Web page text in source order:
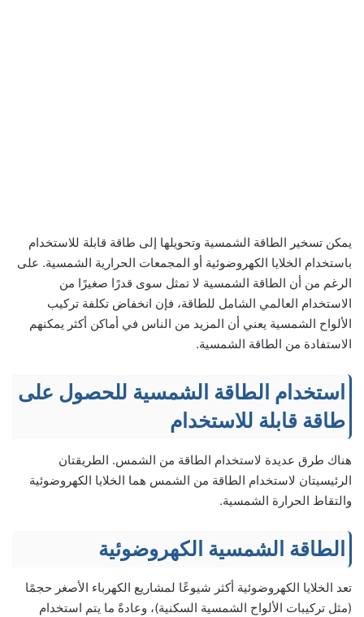
يمكن تسخير الطاقة الشمسية وتحويلها إلى طاقة قابلة للاستخدام
باستخدام الخلايا الكهروضوئية أو المجمعات الحرارية الشمسية. على
الرغم من أن الطاقة الشمسية لا تمثل سوى قدرًا صغيرًا من
الاستخدام العالمي الشامل للطاقة، فإن انخفاض تكلفة تركيب
الألواح الشمسية يعني أن المزيد من الناس في أماكن أكثر يمكنهم
الاستفادة من الطاقة الشمسية.
استخدام الطاقة الشمسية للحصول على
طاقة قابلة للاستخدام
هناك طرق عديدة لاستخدام الطاقة من الشمس. الطريقتان
الرئيسيتان لاستخدام الطاقة من الشمس هما الخلايا الكهروضوئية
والتقاط الحرارة الشمسية.
الطاقة الشمسية الكهروضوئية
تعد الخلايا الكهروضوئية أكثر شيوعًا لمشاريع الكهرباء الأصغر حجمًا
(مثل تركيبات الألواح الشمسية السكنية)، وعادةً ما يتم استخدام